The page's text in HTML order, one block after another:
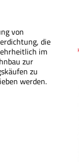
von
die
im
zur
zu
werden.